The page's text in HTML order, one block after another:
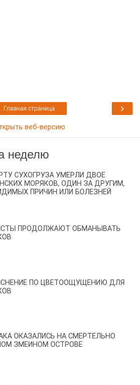
›
Главная страница
веб-версию
неделю
СУХОГРУЗА УМЕРЛИ ДВОЕ
МОРЯКОВ, ОДИН ЗА ДРУГИМ,
ПРИЧИН ИЛИ БОЛЕЗНЕЙ
ПРОДОЛЖАЮТ ОБМАНЫВАТЬ
ПО ЦВЕТООЩУЩЕНИЮ ДЛЯ
ОКАЗАЛИСЬ НА СМЕРТЕЛЬНО
ЗМЕИНОМ ОСТРОВЕ